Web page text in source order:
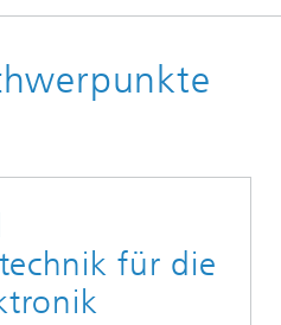
für die